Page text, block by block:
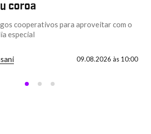
coroa
cooperativos para aproveitar com o
especial
09.08.2026 às 10:00